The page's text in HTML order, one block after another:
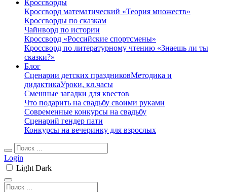
Кроссворды
Кроссворд математический «Теория множеств»
Кроссворды по сказкам
Чайнворд по истории
Кроссворд «Российские спортсмены»
Кроссворд по литературному чтению «Знаешь ли ты
сказки?»
Блог
Сценарии детских праздниковМетодика и
дидактикаУроки, кл.часы
Смешные загадки для квестов
Что подарить на свадьбу своими руками
Современные конкурсы на свадьбу
Сценарий гендер пати
Конкурсы на вечеринку для взрослых
Login
Light Dark